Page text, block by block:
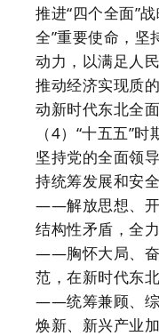
推进“四个全面”
全”重要使命，坚
动力，以满足人
推动经济实现质
动新时代东北全
（4）“十五五”
坚持党的全面领
持统筹发展和安
——解放思想、开
结构性矛盾，全
——胸怀大局、奋
范，在新时代东
——统筹兼顾、综
焕新、新兴产业